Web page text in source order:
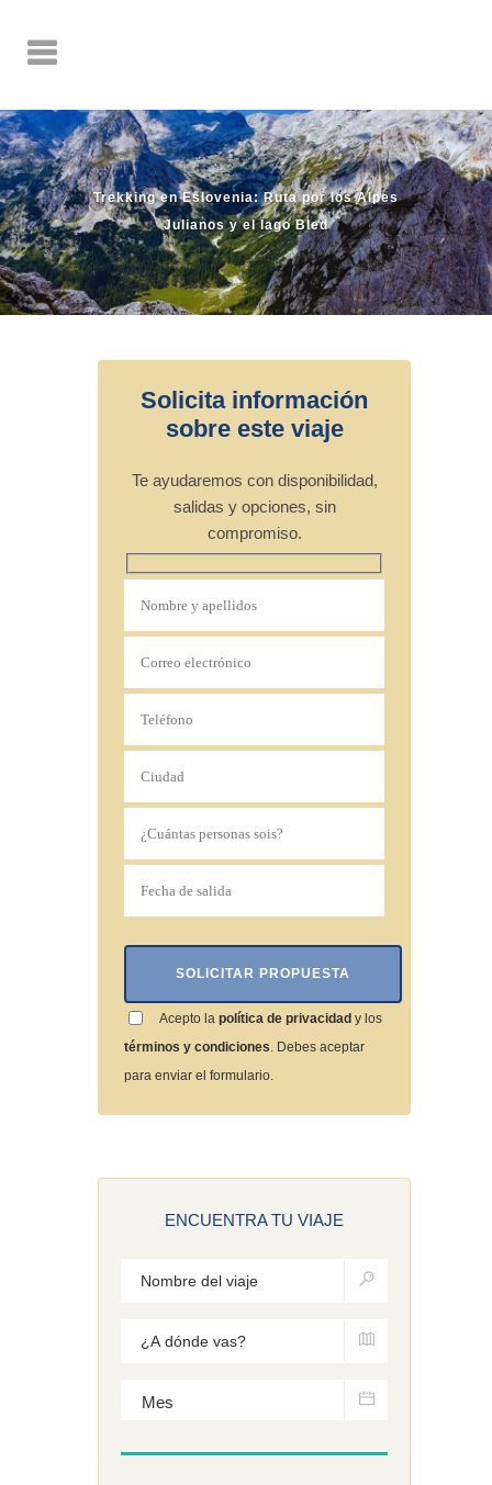
Trekking en Eslovenia: Ruta por los Alpes
Julianos y el lago Bled
Solicita información
sobre este viaje
Te ayudaremos con disponibilidad,
salidas y opciones, sin
compromiso.
Acepto la política de privacidad y los
términos y condiciones. Debes aceptar
para enviar el formulario.
ENCUENTRA TU VIAJE